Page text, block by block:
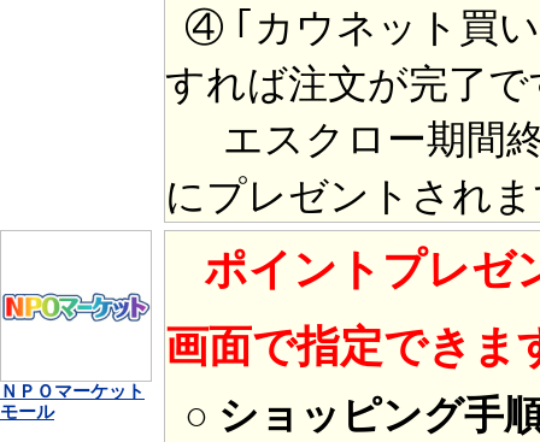
④ ｢カウネット買
すれば注文が完了で
エスクロー期間
にプレゼントされ
ＮＰＯマーケット
モール
ポイントプレゼ
画面で指定できま
○ ショッピング手